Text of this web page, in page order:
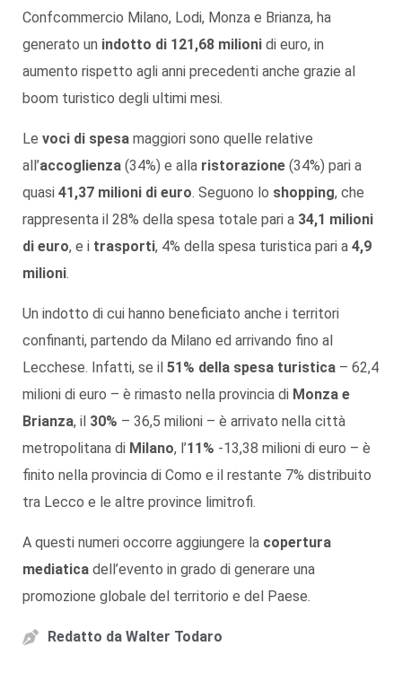
Confcommercio Milano, Lodi, Monza e Brianza, ha
generato un indotto di 121,68 milioni di euro, in
aumento rispetto agli anni precedenti anche grazie al
boom turistico degli ultimi mesi.
Le voci di spesa maggiori sono quelle relative
all’accoglienza (34%) e alla ristorazione (34%) pari a
quasi 41,37 milioni di euro. Seguono lo shopping, che
rappresenta il 28% della spesa totale pari a 34,1 milioni
di euro, e i trasporti, 4% della spesa turistica pari a 4,9
milioni.
Un indotto di cui hanno beneficiato anche i territori
confinanti, partendo da Milano ed arrivando fino al
Lecchese. Infatti, se il 51% della spesa turistica – 62,4
milioni di euro – è rimasto nella provincia di Monza e
Brianza, il 30% – 36,5 milioni – è arrivato nella città
metropolitana di Milano, l’11% -13,38 milioni di euro – è
finito nella provincia di Como e il restante 7% distribuito
tra Lecco e le altre province limitrofi.
A questi numeri occorre aggiungere la copertura
mediatica dell’evento in grado di generare una
promozione globale del territorio e del Paese.
Redatto da Walter Todaro